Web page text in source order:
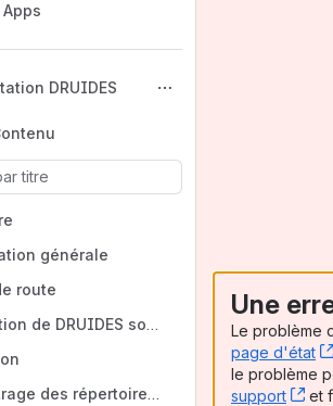
Apps
DRUIDES
en haut
à jour au fur et à mesure de votre saisie.
générale
route
Installation de DRUIDES sous Windows 11
Paramétrage des répertoires et sauvegarde des archives
Une
Le problème
page d'état
le problème
support
,
et